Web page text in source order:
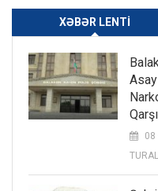
XƏBƏR LENTI
08